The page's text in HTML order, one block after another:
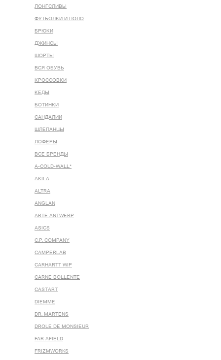
ЛОНГСЛИВЫ
ФУТБОЛКИ И ПОЛО
БРЮКИ
ДЖИНСЫ
ШОРТЫ
ВСЯ ОБУВЬ
КРОССОВКИ
КЕДЫ
БОТИНКИ
САНДАЛИИ
ШЛЕПАНЦЫ
ЛОФЕРЫ
ВСЕ БРЕНДЫ
A-COLD-WALL*
AKILA
ALTRA
ANGLAN
ARTE ANTWERP
ASICS
C.P. COMPANY
CAMPERLAB
CARHARTT WIP
CARNE BOLLENTE
CASTART
DIEMME
DR. MARTENS
DROLE DE MONSIEUR
FAR AFIELD
FRIZMWORKS